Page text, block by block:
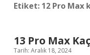
Etiket: 12 Pro Max
13 Pro Max
Tarih: Aralık 18, 2024